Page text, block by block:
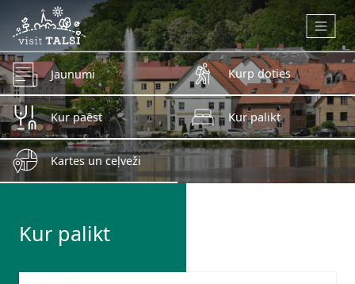
Skip to main content
Jaunumi Kurp doties
Kur paēst Kur palikt
Kartes un ceļveži
Kur palikt